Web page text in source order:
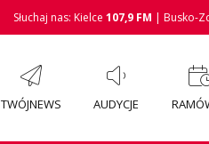
Słuchaj nas: Kielce 107,9 FM | Busko-
TWÓJNEWS AUDYCJE